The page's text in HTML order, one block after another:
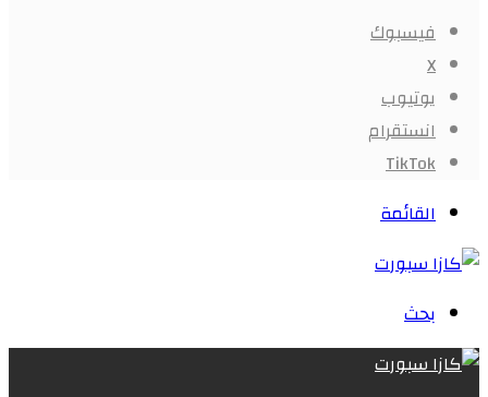
فيسبوك
X
يوتيوب
انستقرام
‫TikTok
القائمة
بحث